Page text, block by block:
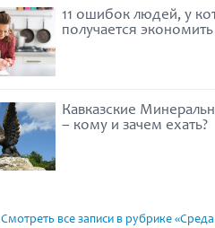
11 ошибок людей, у
получается
Кавказские
– кому и зачем ехать?
Смотреть все записи в рубрике